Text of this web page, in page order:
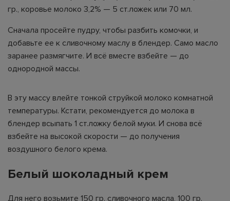
гр., коровье молоко 3,2% — 5 ст.ложек или 70 мл.
Сначала просейте пудру, чтобы разбить комочки, и
добавьте ее к сливочному маслу в блендер. Само масло
заранее размягчите. И всё вместе взбейте — до
однородной массы.
В эту массу влейте тонкой струйкой молоко комнатной
температуры. Кстати, рекомендуется до молока в
блендер всыпать 1 ст.ложку белой муки. И снова всё
взбейте на высокой скорости — до получения
воздушного белого крема.
Белый шоколадный крем
Для него возьмите 150 гр. сливочного масла, 100 гр.